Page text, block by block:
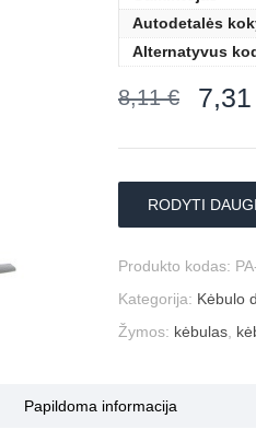
Autodetalės
Alternatyvus
8,11€ 7,31
RODYTI
Produkto kodas:
Kategorija: Kėbulo
Žymos: kėbulas
Papildoma informacija